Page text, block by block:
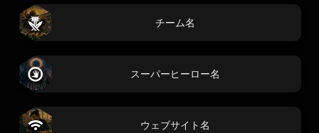
チーム名
スーパーヒーロー名
ウェブサイト名